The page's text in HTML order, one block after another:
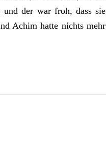
und der war froh, dass
Achim hatte nichts